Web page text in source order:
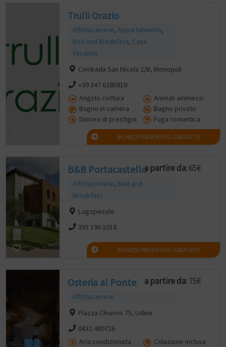
Trulli Orazio
Affittacamere, Appartamento,
Bed and Breakfast, Casa
Vacanze
Contrada San Nicola 2/B, Monopoli
+39 347 6285818
Angolo cottura
Animali ammessi
Bagno in camera
Bagno privato
Dimora di prestigio
Fuga romantica
RICHIEDI PREVENTIVO GRATUITO
B&B Portacastello
Affittacamere, Bed and
Breakfast
a partire da:65€
Lagopesole
393 190 1018
RICHIEDI PREVENTIVO GRATUITO
Osteria al Ponte
Affittacamere
a partire da:75€
Piazza Chiavris 75, Udine
0432 480726
Aria condizionata
Colazione inclusa